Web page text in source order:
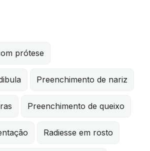
prótese
Preenchimento de nariz
Preenchimento de queixo
Radiesse em rosto